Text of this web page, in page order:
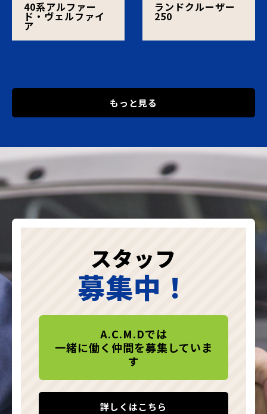
40系アルファー
ド・ヴェルファイ
ア
ランドクルーザー
250
もっと見る
スタッフ
募集中！
A.C.M.Dでは
一緒に働く仲間を募集していま
す
詳しくはこちら